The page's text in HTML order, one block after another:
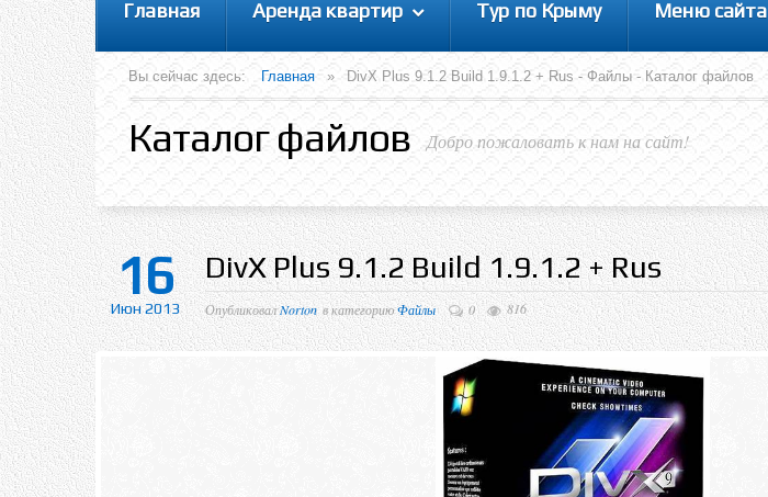
Главная Аренда квартир Тур по Крыму Меню сайта
Вы сейчас здесь: Главная » DivX Plus 9.1.2 Build 1.9.1.2 + Rus - Файлы - Каталог файлов
Каталог файлов Добро пожаловать к нам на сайт!
16
Июн 2013
DivX Plus 9.1.2 Build 1.9.1.2 + Rus
ОпубликовалNorton в категориюФайлы 0 816